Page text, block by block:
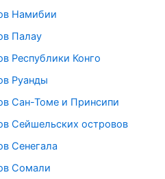
Намибии
Палау
Республики Конго
Руанды
Сан-Томе и Принсипи
Сейшельских островов
Сенегала
Сомали